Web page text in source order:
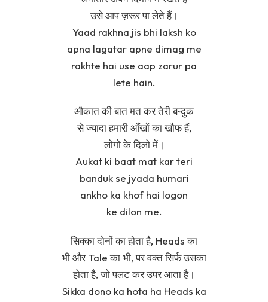
उसे आप ज़रूर पा लेते हैं।
Yaad rakhna jis bhi laksh ko
apna lagatar apne dimag me
rakhte hai use aap zarur pa
lete hain.
औकात की बात मत कर तेरी बन्दुक
से ज्यादा हमारी आँखों का खौफ हैं,
लोगो के दिलो में।
Aukat ki baat mat kar teri
banduk se jyada humari
ankho ka khof hai logon
ke dilon me.
सिक्का दोनों का होता है, Heads का
भी और Tale का भी, पर वक्त सिर्फ उसका
होता है, जो पलट कर उपर आता है।
Sikka dono ka hota ha Heads ka